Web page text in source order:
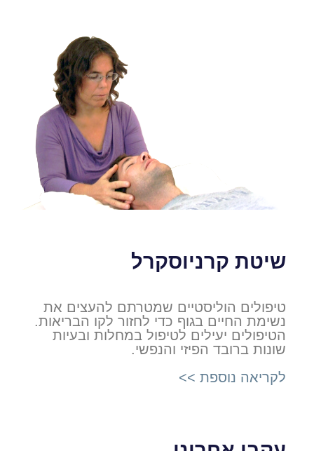
שיטת קרניוסקרל
טיפולים הוליסטיים שמטרתם להעצים את
נשימת החיים בגוף כדי לחזור לקו הבריאות.
הטיפולים יעילים לטיפול במחלות ובעיות
שונות ברובד הפיזי והנפשי.
לקריאה נוספת >>